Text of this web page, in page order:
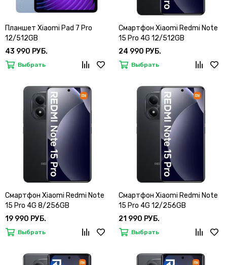
Планшет Xiaomi Pad 7 Pro
12/512GB
43 990 РУБ.
Выбрать
Смартфон Xiaomi Redmi Note
15 Pro 4G 12/512GB
24 990 РУБ.
Выбрать
Смартфон Xiaomi Redmi Note
15 Pro 4G 8/256GB
19 990 РУБ.
Выбрать
Смартфон Xiaomi Redmi Note
15 Pro 4G 12/256GB
21 990 РУБ.
Выбрать